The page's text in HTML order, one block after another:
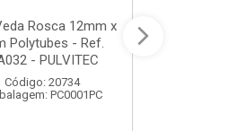
Rosca 12mm x
Polytubes - Ref.
- PULVITEC
Código: 20734
PC0001PC